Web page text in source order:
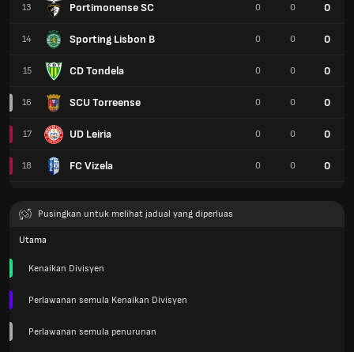
13 Portimonense SC
14 Sporting Lisbon B
15 CD Tondela
16 SCU Torreense
17 UD Leiria
18 FC Vizela
0 0 0
0 0 0
0 0 0
0 0 0
0 0 0
0 0 0
Pusingkan untuk melihat jadual yang diperluas
Utama
Kenaikan Divisyen
Perlawanan semula Kenaikan Divisyen
Perlawanan semula penurunan